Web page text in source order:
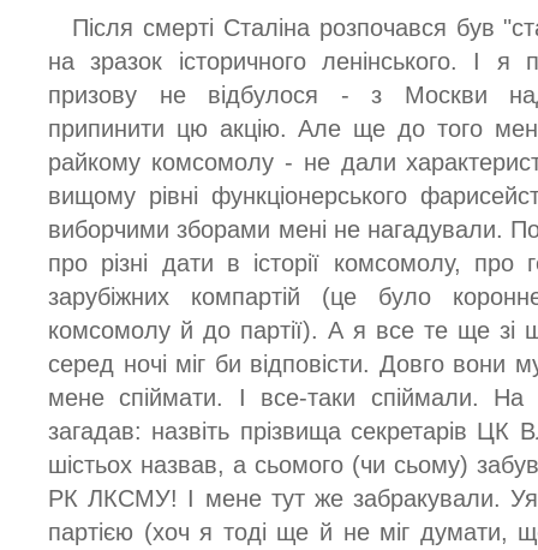
Після смерті Сталіна розпочався був
на зразок історичного ленінського. І я
призову не відбулося - з Москви
припинити цю акцію. Але ще до того
райкому комсомолу - не дали
вищому рівні функціонерського
виборчими зборами мені не нагадували.
про різні дати в історії комсомолу, про
зарубіжних компартій (це було
комсомолу й до партії). А я все те ще зі
серед ночі міг би відповісти. Довго вони
мене спіймати. І все-таки спіймали.
загадав: назвіть прізвища секретарів
шістьох назвав, а сьомого (чи сьому)
РК ЛКСМУ! І мене тут же забракували.
партією (хоч я тоді ще й не міг